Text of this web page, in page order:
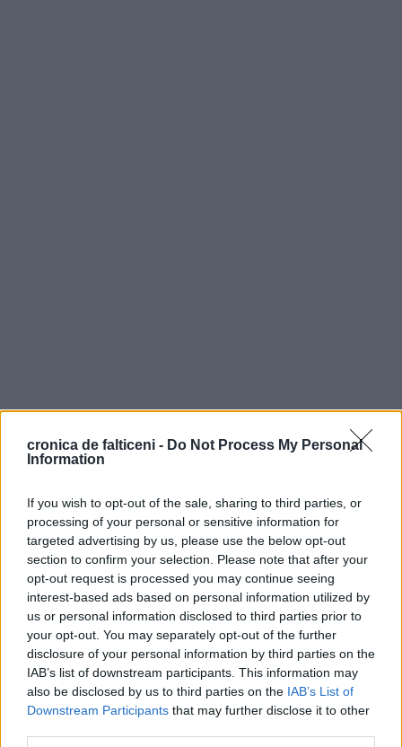
cronica de falticeni - Do Not Process My Personal
Information
If you wish to opt-out of the sale, sharing to third parties, or
processing of your personal or sensitive information for
targeted advertising by us, please use the below opt-out
section to confirm your selection. Please note that after your
opt-out request is processed you may continue seeing
interest-based ads based on personal information utilized by
us or personal information disclosed to third parties prior to
your opt-out. You may separately opt-out of the further
disclosure of your personal information by third parties on the
IAB’s list of downstream participants. This information may
also be disclosed by us to third parties on the IAB’s List of
Downstream Participants that may further disclose it to other